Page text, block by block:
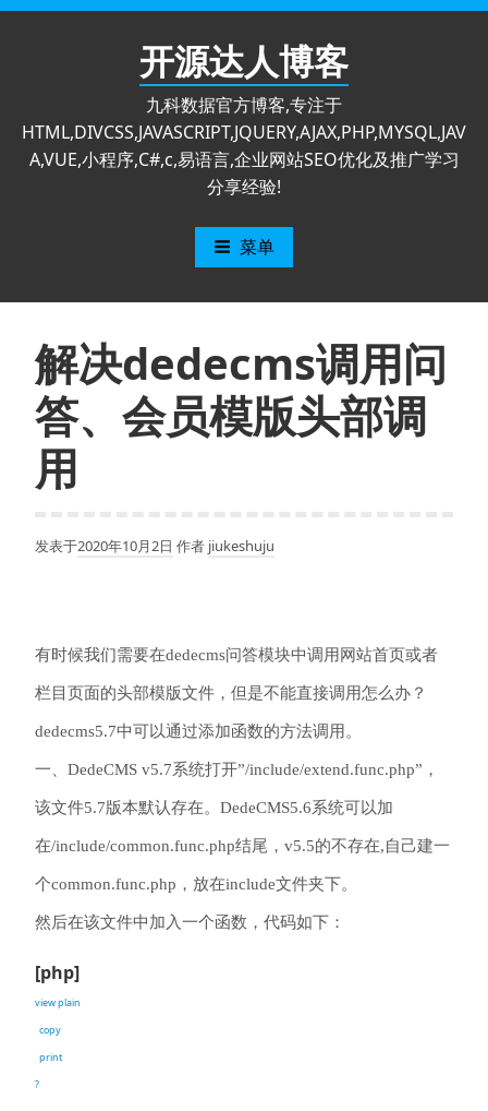
跳
开源达人博客
九科数据官方博客,专注于
HTML,DIVCSS,JAVASCRIPT,JQUERY,AJAX,PHP,MYSQL,JAV
A,VUE,小程序,C#,c,易语言,企业网站SEO优化及推广学习
分享经验!
菜单
解决dedecms调用问
答、会员模版头部调
用
发表于2020年10月2日 作者 jiukeshuju
有时候我们需要在dedecms问答模块中调用网站首页或者
栏目页面的头部模版文件，但是不能直接调用怎么办？
dedecms5.7中可以通过添加函数的方法调用。
一、DedeCMS v5.7系统打开”/include/extend.func.php”，
该文件5.7版本默认存在。DedeCMS5.6系统可以加
在/include/common.func.php结尾，v5.5的不存在,自己建一
个common.func.php，放在include文件夹下。
然后在该文件中加入一个函数，代码如下：
[php]
view plain
copy
print
?